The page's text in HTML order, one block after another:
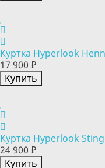
Куртка Hyperlook
17 900 ₽
Купить
Куртка Hyperlook
24 900 ₽
Купить